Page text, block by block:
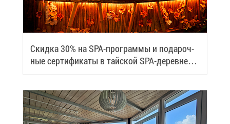
Скид­ка 30% на SPA-про­грам­мы и по­да­роч­
ные сер­ти­фи­ка­ты в тай­ской SPA-де­ревне
Samui